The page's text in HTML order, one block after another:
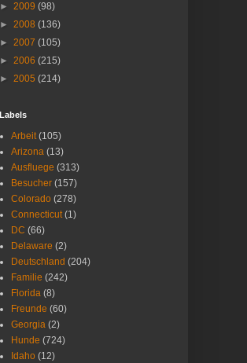
► 2009 (98)
► 2008 (136)
► 2007 (105)
► 2006 (215)
► 2005 (214)
Labels
Arbeit (105)
Arizona (13)
Ausfluege (313)
Besucher (157)
Colorado (278)
Connecticut (1)
DC (66)
Delaware (2)
Deutschland (204)
Familie (242)
Florida (8)
Freunde (60)
Georgia (2)
Hunde (724)
Idaho (12)